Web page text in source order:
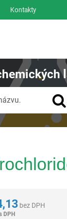
bez DPH
s DPH
Kontakty